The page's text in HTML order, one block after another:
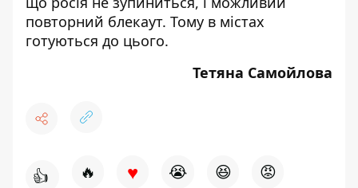
повторний блекаут. Тому в містах
готуються до цього.
Тетяна Самойлова
👍 🔥 ♥ 😭 😆 😡